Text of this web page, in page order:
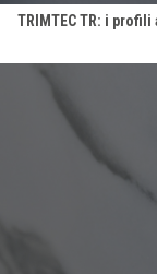
TRIMTEC TR: i